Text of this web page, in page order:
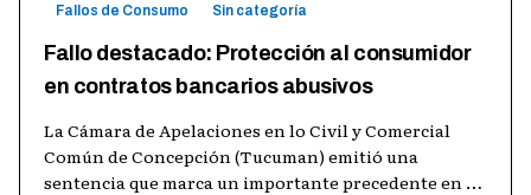
Fallos de Consumo Sin categoría
Fallo destacado: Protección al consumidor
en contratos bancarios abusivos
La Cámara de Apelaciones en lo Civil y Comercial
Común de Concepción (Tucuman) emitió una
sentencia que marca un importante precedente en la